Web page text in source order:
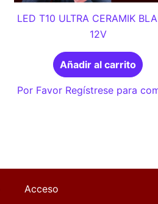
LED T10 ULTRA CERAMIK
12V
Añadir al carrito
Por Favor Regístrese para
Acceso